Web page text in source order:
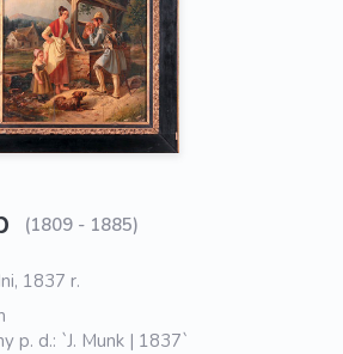
(1809 - 1885)
1837 r.
p. d.: `J. Munk | 1837`